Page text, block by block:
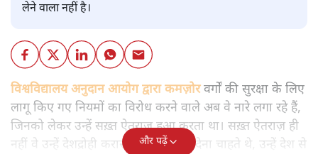
लेने वाला नहीं है।
विश्वविद्यालय अनुदान आयोग द्वारा कमज़ोरवर्गों की सुरक्षा के लिए
लागू किए गए नियमों का विरोध करने वाले अब वे नारे लगा रहे हैं,
जिनको लेकर उन्हें सख़्त ऐतराज़ हुआ करता था। सख़्त ऐतराज़ ही
नहीं वे उन्हें देशद्रोही करार देकर जेल भेज देना चाहते थे, उन्हें देश से
और पढ़ें